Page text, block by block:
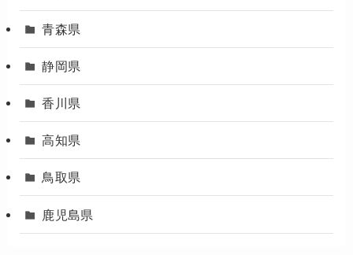
青森県
静岡県
香川県
高知県
鳥取県
鹿児島県